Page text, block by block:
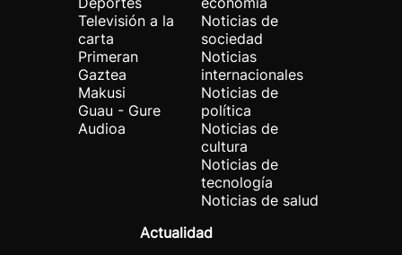
Televisión a la
carta
Primeran
Gaztea
Makusi
Guau - Gure
Audioa
Noticias de
sociedad
Noticias
internacionales
Noticias de
política
Noticias de
cultura
Noticias de
tecnología
Noticias de salud
Actualidad